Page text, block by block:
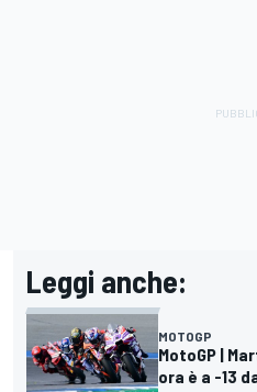
Leggi anche:
MOTOGP
MotoGP |
ora è a -13